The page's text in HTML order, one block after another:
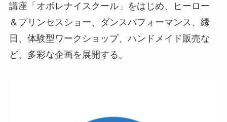
講座「オボレナイスクール」をはじめ、ヒーロー
＆プリンセスショー、ダンスパフォーマンス、縁
日、体験型ワークショップ、ハンドメイド販売な
ど、多彩な企画を展開する。